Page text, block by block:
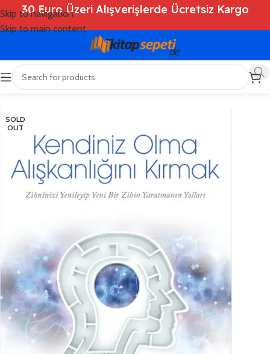
Skip to navigation
Skip to main content
30 Euro Üzeri Alışverişlerde Ücretsiz Kargo
Ana Sayfa Shop
SOLD
OUT